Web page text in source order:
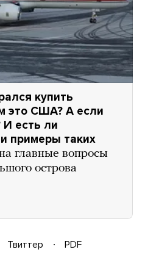
купить
это США? А если
И есть ли
примеры таких
главные вопросы
острова
Твиттер
PDF